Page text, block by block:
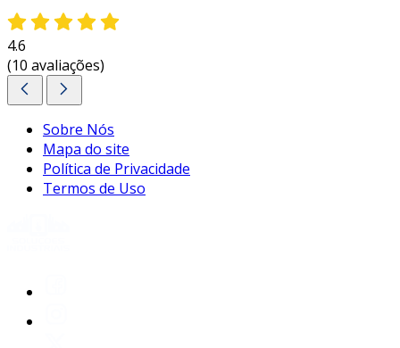
4.6
(10 avaliações)
Sobre Nós
Mapa do site
Política de Privacidade
Termos de Uso